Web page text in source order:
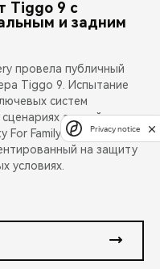
Tiggo 9 с
и задним
провела публичный
Tiggo 9. Испытание
систем
аварий и
For Family»
на защиту
условиях.
Privacy notice